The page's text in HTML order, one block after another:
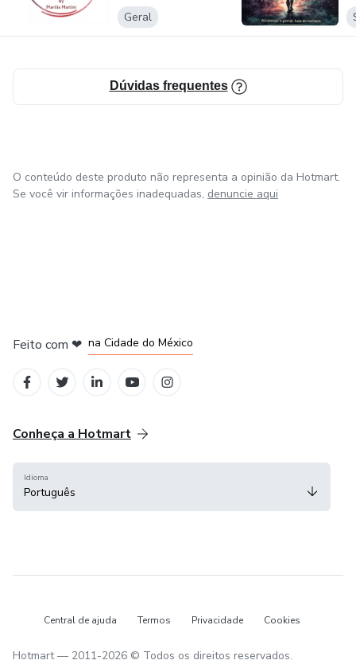
Geral
Dúvidas frequentes
O conteúdo deste produto não representa a opinião da Hotmart.
Se você vir informações inadequadas, denuncie aqui
Feito com ❤ na Cidade do México
Conheça a Hotmart
Idioma
Português
Central de ajuda Termos Privacidade Cookies
Hotmart — 2011-2026 © Todos os direitos reservados.